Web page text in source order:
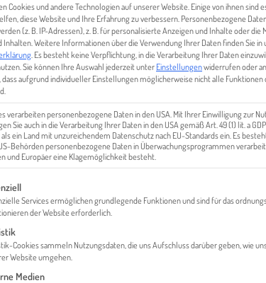
KMU
Cookies und andere Technologien auf unserer Website. Einige von ihnen sind
diese Website und Ihre Erfahrung zu verbessern. Personenbezogene
(z. B. IP-Adressen), z. B. für personalisierte Anzeigen und Inhalte oder die
Inhalten. Weitere Informationen über die Verwendung Ihrer Daten finden Sie in
Es besteht keine Verpflichtung, in die Verarbeitung Ihrer Daten
Sie können Ihre Auswahl jederzeit unterEinstellungenwiderrufen oder
dass aufgrund individueller Einstellungen möglicherweise nicht alle Funktionen
verarbeiten personenbezogene Daten in den USA. Mit Ihrer Einwilligung zur
Sie auch in die Verarbeitung Ihrer Daten in den USA gemäß Art. 49 (1) lit. a
ein Land mit unzureichendem Datenschutz nach EU-Standards ein. Es
Behörden personenbezogene Daten in Überwachungsprogrammen
und Europäer eine Klagemöglichkeit besteht.
Liste der Service-Gruppen, für die eine Einwilligung
Services ermöglichen grundlegende Funktionen und sind für das
der Website erforderlich.
Cookies sammeln Nutzungsdaten, die uns Aufschluss darüber geben, wie
Website umgehen.
Medien